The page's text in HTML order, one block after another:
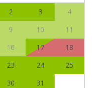
2 3
4
9 10
11
16 17
18
23 24
25
30 31